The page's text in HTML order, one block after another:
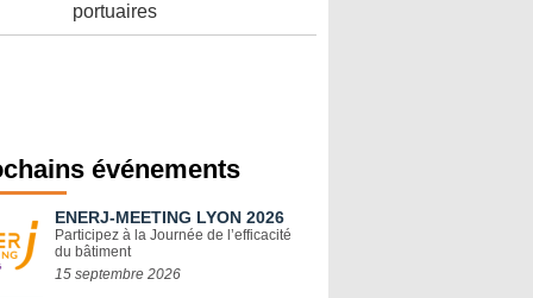
portuaires
événements
ENERJ-MEETING LYON 2026
Participez à la Journée de l’efficacité
du bâtiment
15 septembre 2026